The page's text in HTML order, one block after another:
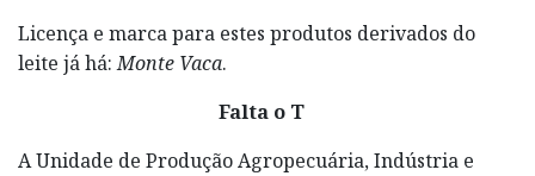
Licença e marca para estes produtos derivados do
leite já há:Monte Vaca.
Falta o T
A Unidade de Produção Agropecuária, Indústria e